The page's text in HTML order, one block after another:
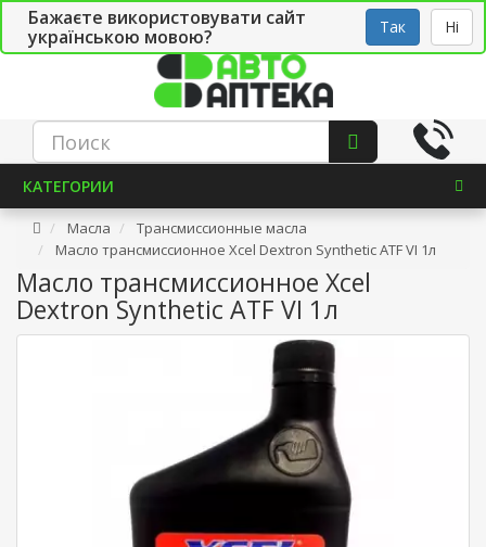
Бажаєте використовувати сайт
українською мовою?
Так Ні
СТО Укр
КАТЕГОРИИ
Масла
Трансмиссионные масла
Масло трансмиссионное Xcel Dextron Synthetic ATF VI 1л
Масло трансмиссионное Xcel
Dextron Synthetic ATF VI 1л